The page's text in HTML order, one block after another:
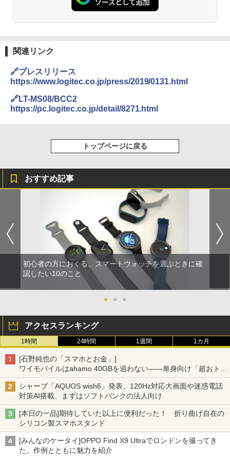
関連リンク
🔗プレスリリース
https://www.logitec.co.jp/press/2019/0131.html
🔗LT-MS08/BCC2
https://pc.logitec.co.jp/detail/8271.html
トップページに戻る
おすすめ記事
初心者の方におくる、スマートウォッチを選ぶときに確
認したい10のこと
● ● ●
アクセスランキング
1時間 24時間 1週間 1カ月
[石野純也の「スマホとお金」]
ワイモバイルはahamo 40GBを追わない――単身向け「超おトク
割」の安さと1年限定の注意点
シャープ「AQUOS wish6」発表、120Hz対応大画面や迷惑電話
対策AI搭載、まずはソフトバンクの法人向け
[本日の一品]期待していた以上に便利だった！ 折り曲げ自在の
シリコン製スマホスタンド
[みんなのケータイ]OPPO Find X9 Ultraでロンドンを撮ってき
た。作例とともに魅力を紹介